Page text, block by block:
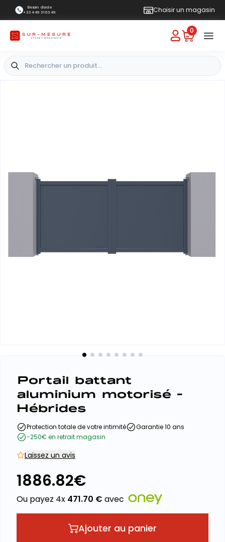
Besoin d'aide
+33 4 49 31 03 49
Choisir un magasin
0
Portail battant
aluminium motorisé -
Hébrides
Protection totale de votre intimité
Garantie 10 ans
-250€ en retrait magasin
Laissez un avis
1886.82€
Ou payez 4x 471.70 € avec
Ajouter au panier